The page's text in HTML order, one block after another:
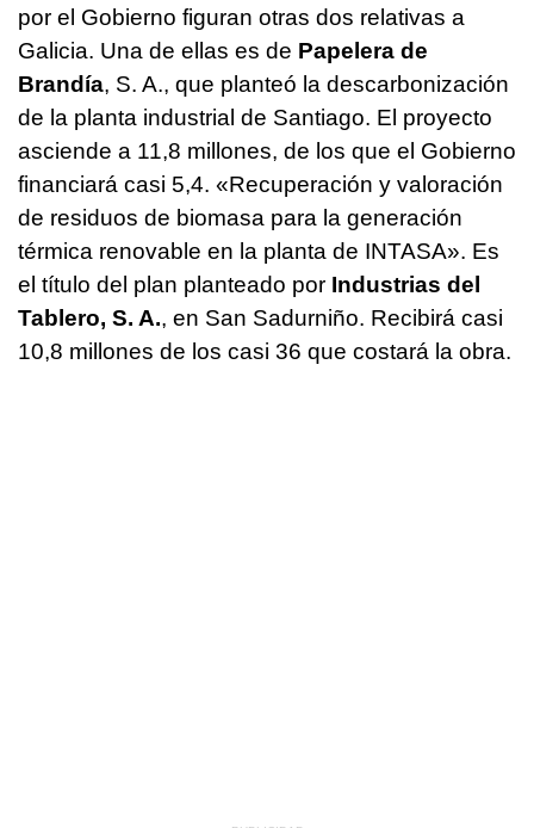
por el Gobierno figuran otras dos relativas a
Galicia. Una de ellas es de Papelera de
Brandía, S. A., que planteó la descarbonización
de la planta industrial de Santiago. El proyecto
asciende a 11,8 millones, de los que el Gobierno
financiará casi 5,4. «Recuperación y valoración
de residuos de biomasa para la generación
térmica renovable en la planta de INTASA». Es
el título del plan planteado por Industrias del
Tablero, S. A., en San Sadurniño. Recibirá casi
10,8 millones de los casi 36 que costará la obra.